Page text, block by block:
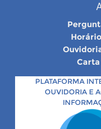
Carta
PLATAFORMA
OUVIDORIA E